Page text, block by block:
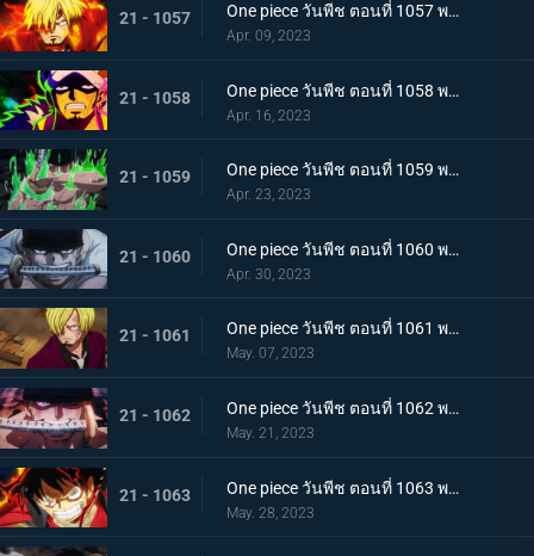
21 - 1057 One piece วันพีช ตอนที่ 1057 พากย์ไทย เพื่อลูฟี่ คำสาบานของซันจิกับโซโร
Apr. 09, 2023
21 - 1058 One piece วันพีช ตอนที่ 1058 พากย์ไทย การจู่โจมของนักบวชเพลิงผลาญ เงื้อมมือปีศาจของโอโรจิที่คืบคลานเข้ามา
Apr. 16, 2023
21 - 1059 One piece วันพีช ตอนที่ 1059 พากย์ไทย โซโลตกที่นั่งลำบาก สัตว์ประหลาดคิงแห่งอัคคีภัย
Apr. 23, 2023
21 - 1060 One piece วันพีช ตอนที่ 1060 พากย์ไทย ความลับของเอ็นมะ ดาบปีศาจที่ฝากไว้กับโซโล
Apr. 30, 2023
21 - 1061 One piece วันพีช ตอนที่ 1061 พากย์ไทย หนึ่งการโจมตีของเทพอสูร ซันจิ ปะทะ ควีน
May. 07, 2023
21 - 1062 One piece วันพีช ตอนที่ 1062 พากย์ไทย วิชาสามดาบแห่งราชัน โซโล ปะทะ คิง
May. 21, 2023
21 - 1063 One piece วันพีช ตอนที่ 1063 พากย์ไทย ลูฟี่กระฉับกระเฉง จุดหักเหของยุคสมัยใหม่
May. 28, 2023